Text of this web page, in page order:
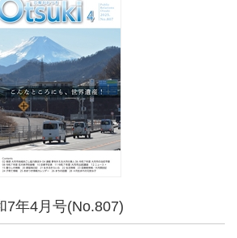
7年4月号(No.807)